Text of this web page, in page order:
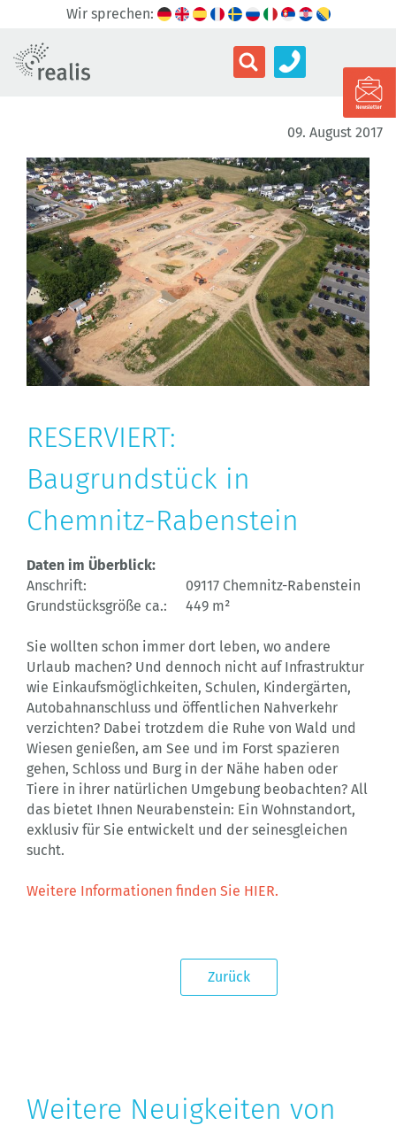
Wir sprechen:
09. August 2017
RESERVIERT:
Baugrundstück in
Chemnitz-Rabenstein
Daten im Überblick:
Anschrift:
09117 Chemnitz-Rabenstein
Grundstücksgröße ca.:
449 m²
Sie wollten schon immer dort leben, wo andere
Urlaub machen? Und dennoch nicht auf Infrastruktur
wie Einkaufsmöglichkeiten, Schulen, Kindergärten,
Autobahnanschluss und öffentlichen Nahverkehr
verzichten? Dabei trotzdem die Ruhe von Wald und
Wiesen genießen, am See und im Forst spazieren
gehen, Schloss und Burg in der Nähe haben oder
Tiere in ihrer natürlichen Umgebung beobachten? All
das bietet Ihnen Neurabenstein: Ein Wohnstandort,
exklusiv für Sie entwickelt und der seinesgleichen
sucht.
Weitere Informationen finden Sie HIER.
Zurück
Weitere Neuigkeiten von